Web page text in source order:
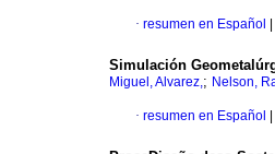
· resumen en Español
Simulación
Miguel, Alvarez,; Nelson,
· resumen en Español